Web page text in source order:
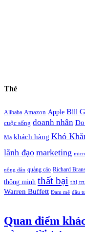
Thẻ
Alibaba Amazon Apple Bill
cuộc sống doanh nhân
Ma khách hàng Khó
lãnh đạo marketing
nông dân quảng cáo Richard
thông minh thất bại thị
Warren Buffett Đam mê đầu
Quan điểm